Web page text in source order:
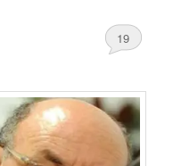
19